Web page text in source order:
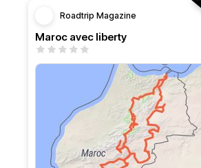
Roadtrip Magazine
Maroc avec liberty